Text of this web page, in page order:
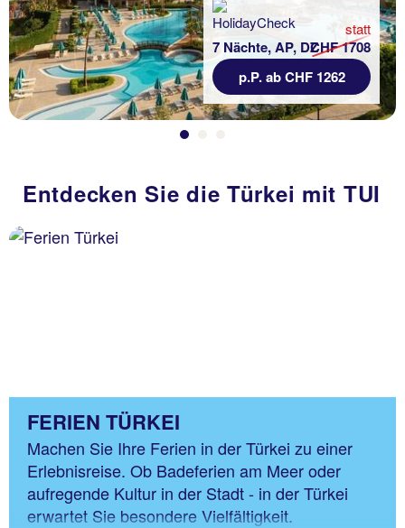
7 Nächte, AP, DZ
statt
CHF 1708
p.P. ab CHF 1262
Entdecken Sie die Türkei mit TUI
FERIEN TÜRKEI
Machen Sie Ihre Ferien in der Türkei zu einer
Erlebnisreise. Ob Badeferien am Meer oder
aufregende Kultur in der Stadt - in der Türkei
erwartet Sie besondere Vielfältigkeit.